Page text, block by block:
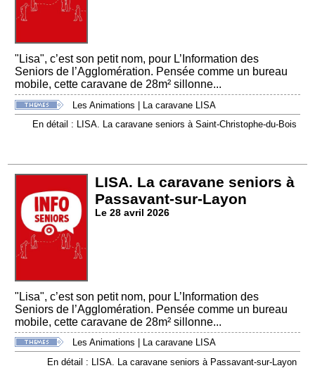
"Lisa", c’est son petit nom, pour L’Information des
Seniors de l’Agglomération. Pensée comme un bureau
mobile, cette caravane de 28m² sillonne...
Les Animations
La caravane LISA
En détail : LISA. La caravane seniors à Saint-Christophe-du-Bois
LISA. La caravane seniors à
Passavant-sur-Layon
Le 28 avril 2026
"Lisa", c’est son petit nom, pour L’Information des
Seniors de l’Agglomération. Pensée comme un bureau
mobile, cette caravane de 28m² sillonne...
Les Animations
La caravane LISA
En détail : LISA. La caravane seniors à Passavant-sur-Layon